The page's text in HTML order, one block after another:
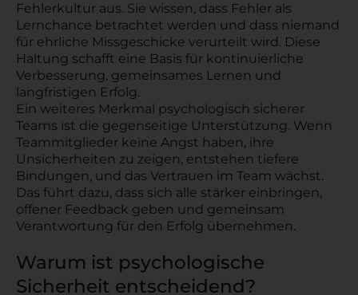
Fehlerkultur aus. Sie wissen, dass Fehler als
Lernchance betrachtet werden und dass niemand
für ehrliche Missgeschicke verurteilt wird. Diese
Haltung schafft eine Basis für kontinuierliche
Verbesserung, gemeinsames Lernen und
langfristigen Erfolg.
Ein weiteres Merkmal psychologisch sicherer
Teams ist die gegenseitige Unterstützung. Wenn
Teammitglieder keine Angst haben, ihre
Unsicherheiten zu zeigen, entstehen tiefere
Bindungen, und das Vertrauen im Team wächst.
Das führt dazu, dass sich alle stärker einbringen,
offener Feedback geben und gemeinsam
Verantwortung für den Erfolg übernehmen.
Warum ist psychologische
Sicherheit entscheidend?